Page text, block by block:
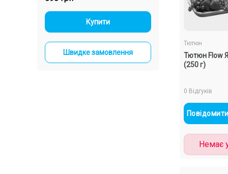
Купити
Швидке замовлення
Тютюн
Тютюн Flow
(250 г)
0 Відгуків
Немає